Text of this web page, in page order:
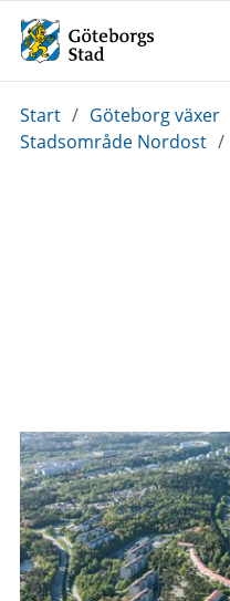
Du
är
Start / Göteborg växer
Stadsområde Nordost /